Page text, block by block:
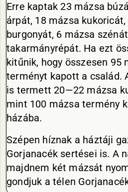
Erre kaptak 23 mázsa
árpát, 18 mázsa kukoricát,
burgonyát, 6 mázsa
takarmányrépát. Ha ezt
kitűnik, hogy összesen 95
terményt kapott a család.
is termett 20—22 mázsa
mint 100 mázsa termény
házába.
Szépen híznak a háztáji
Gorjanacék sertései is. A
majdnem két mázsát
gondjuk a télen